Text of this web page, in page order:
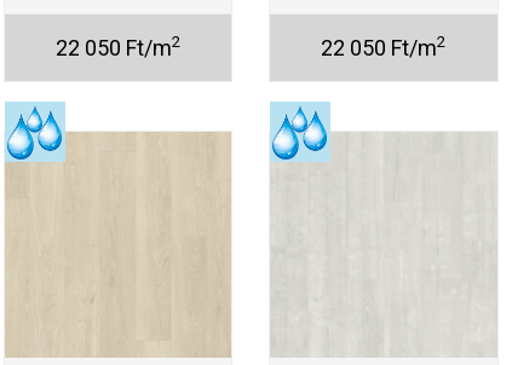
22 050 Ft/m2 22 050 Ft/m2